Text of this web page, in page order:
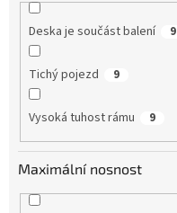
Deska je součást balení 9
Tichý pojezd 9
Vysoká tuhost rámu 9
Maximální nosnost